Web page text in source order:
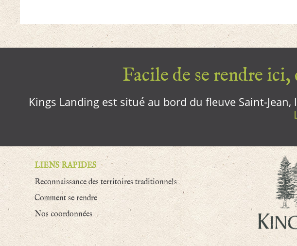
Facile de se rendre
Kings Landing est situé au bord du fleuve Saint-
LIENS RAPIDES
Reconnaissance des territoires traditionnels
Comment se rendre
Nos coordonnées